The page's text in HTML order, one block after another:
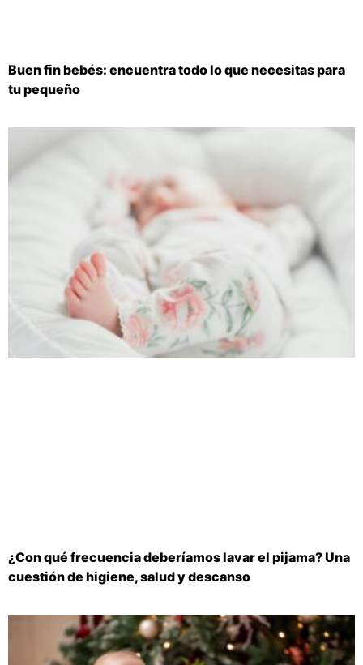
Buen fin bebés: encuentra todo lo que necesitas para
tu pequeño
¿Con qué frecuencia deberíamos lavar el pijama? Una
cuestión de higiene, salud y descanso